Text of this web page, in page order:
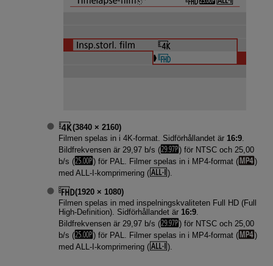
(3840 × 2160)
Filmen spelas in i 4K-format. Sidförhållandet är 16:9.
Bildfrekvensen är 29,97 b/s (
) för NTSC och 25,00
b/s (
) för PAL. Filmer spelas in i MP4-format (
)
med ALL-I-komprimering ( ).
(1920 × 1080)
Filmen spelas in med inspelningskvaliteten Full HD (Full
High-Definition). Sidförhållandet är 16:9.
Bildfrekvensen är 29,97 b/s (
) för NTSC och 25,00
b/s (
) för PAL. Filmer spelas in i MP4-format (
)
med ALL-I -komprimering ( ).